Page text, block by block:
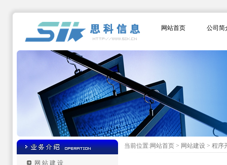
网站首页 公司简
网站建设
当前位置:网站首页 > 网站建设 > 程序